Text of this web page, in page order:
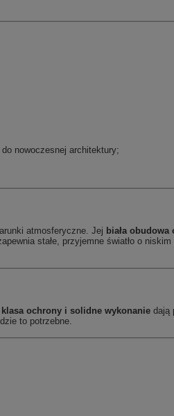
do nowoczesnej architektury;
atmosferyczne. Jej biała
stałe, przyjemne światło o
klasa ochrony i solidne wykonanie dają
to potrzebne.